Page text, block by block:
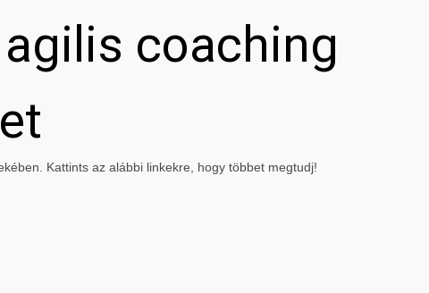
coaching
Kattints az alábbi linkekre, hogy többet megtudj!